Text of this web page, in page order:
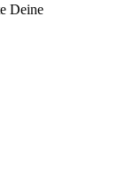
Deine